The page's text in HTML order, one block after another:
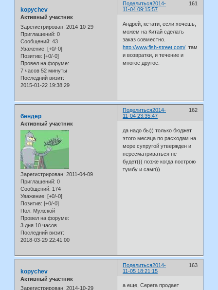
Поделиться 161
2014-
11-04 09:15:57
kopychev
Активный участник
Зарегистрирован: 2014-10-29
Приглашений: 0
Сообщений: 43
Уважение: [+0/-0]
Позитив: [+0/-0]
Провел на форуме:
7 часов 52 минуты
Последний визит:
2015-01-22 19:38:29
Андрей, кстати, если хочешь,
можем на Китай сделать
заказ совместно.
http://www.fish-street.com/ там
и возвратки, и течение и
многое другое.
Поделиться 162
2014-
11-04 23:35:47
бендер
Активный участник
Зарегистрирован: 2011-04-09
Приглашений: 0
Сообщений: 174
Уважение: [+0/-0]
Позитив: [+0/-0]
Пол: Мужской
Провел на форуме:
3 дня 10 часов
Последний визит:
2018-03-29 22:41:00
да надо бы)) только бюджет
этого месяца по расходам на
море супругой утвержден и
пересматриваться не
будет((( позже когда построю
тумбу и самп))
Поделиться 163
2014-
11-05 18:21:15
kopychev
Активный участник
Зарегистрирован: 2014-10-29
а еще, Серега продает